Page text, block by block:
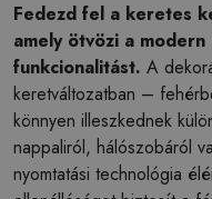
Fedezd fel a keretes
amely ötvözi a
funkcionalitást. A
keretváltozatban –
könnyen illeszkednek
nappaliról, hálószobáról
nyomtatási technológia